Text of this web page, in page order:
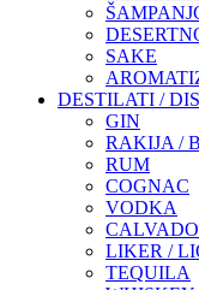
SAKE
DESTILATI /
GIN
RAKIJA /
RUM
COGNAC
VODKA
LIKER /
TEQUILA